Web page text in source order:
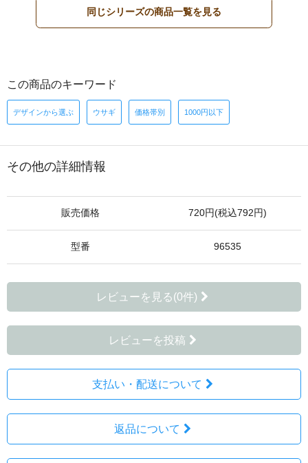
同じシリーズの商品一覧を見る
この商品のキーワード
デザインから選ぶ ウサギ 価格帯別 1000円以下
その他の詳細情報
販売価格 720円(税込792円)
型番 96535
レビューを見る(0件)
レビューを投稿
支払い・配送について
返品について